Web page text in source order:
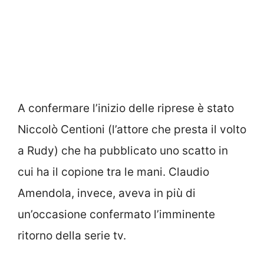
A confermare l’inizio delle riprese è stato
Niccolò Centioni (l’attore che presta il volto
a Rudy) che ha pubblicato uno scatto in
cui ha il copione tra le mani. Claudio
Amendola, invece, aveva in più di
un’occasione confermato l’imminente
ritorno della serie tv.